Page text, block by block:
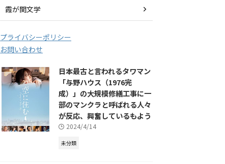
霞が関文学
プライバシーポリシー
お問い合わせ
日本最古と言われるタワマン
「与野ハウス（1976完
成）」の大規模修繕工事に一
部のマンクラと呼ばれる人々
が反応、興奮しているもよう
2024/4/14
未分類